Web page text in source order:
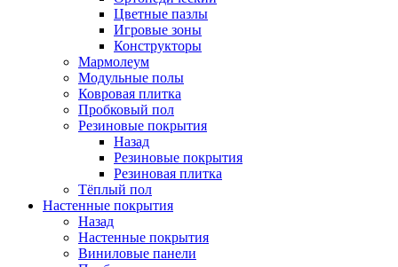
Цветные пазлы
Игровые зоны
Конструкторы
Мармолеум
Модульные полы
Ковровая плитка
Пробковый пол
Резиновые покрытия
Назад
Резиновые покрытия
Резиновая плитка
Тёплый пол
Настенные покрытия
Назад
Настенные покрытия
Виниловые панели